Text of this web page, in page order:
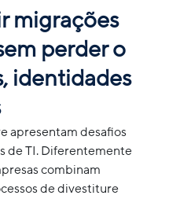
migrações
perder o
identidades
apresentam desafios
de TI. Diferentemente
combinam
de divestiture